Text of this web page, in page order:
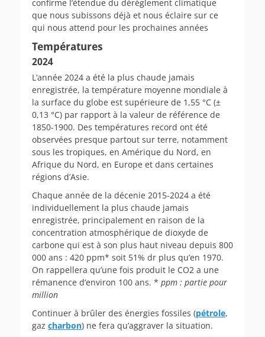
confirme l’étendue du dérèglement climatique
que nous subissons déjà et nous éclaire sur ce
qui nous attend pour les prochaines années
Températures
2024
L’année 2024 a été la plus chaude jamais
enregistrée, la température moyenne mondiale à
la surface du globe est supérieure de 1,55 °C (±
0,13 °C) par rapport à la valeur de référence de
1850-1900. Des températures record ont été
observées presque partout sur terre, notamment
sous les tropiques, en Amérique du Nord, en
Afrique du Nord, en Europe et dans certaines
régions d’Asie.
Chaque année de la décenie 2015-2024 a été
individuellement la plus chaude jamais
enregistrée, principalement en raison de la
concentration atmosphérique de dioxyde de
carbone qui est à son plus haut niveau depuis 800
000 ans : 420 ppm* soit 51% dr plus qu’en 1970.
On rappellera qu’une fois produit le CO2 a une
rémanence d’environ 100 ans. * ppm : partie pour
million
Continuer à brûler des énergies fossiles (pétrole,
gaz charbon) ne fera qu’aggraver la situation.